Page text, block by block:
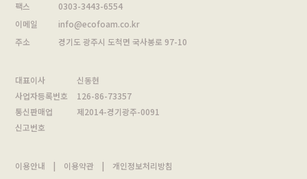
팩스
0303-3443-6554
이메일
info@ecofoam.co.kr
주소
경기도 광주시 도척면 국사봉로 97-10
대표이사
신동현
사업자등록번호
126-86-73357
통신판매업
제2014-경기광주-0091
신고번호
이용안내 이용약관 개인정보처리방침